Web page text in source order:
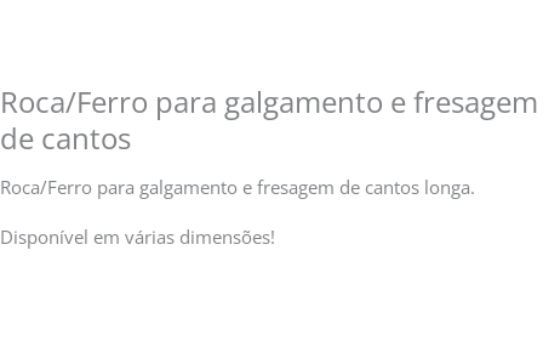
Roca/Ferro para galgamento e fresagem
de cantos
Roca/Ferro para galgamento e fresagem de cantos longa.
Disponível em várias dimensões!